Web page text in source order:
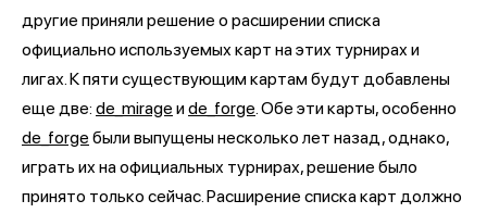
другие приняли решение о расширении списка
официально используемых карт на этих турнирах и
лигах. К пяти существующим картам будут добавлены
еще две: de_mirage иde_forge . Обе эти карты, особенно
de_forge были выпущены несколько лет назад, однако,
играть их на официальных турнирах, решение было
принято только сейчас. Расширение списка карт должно